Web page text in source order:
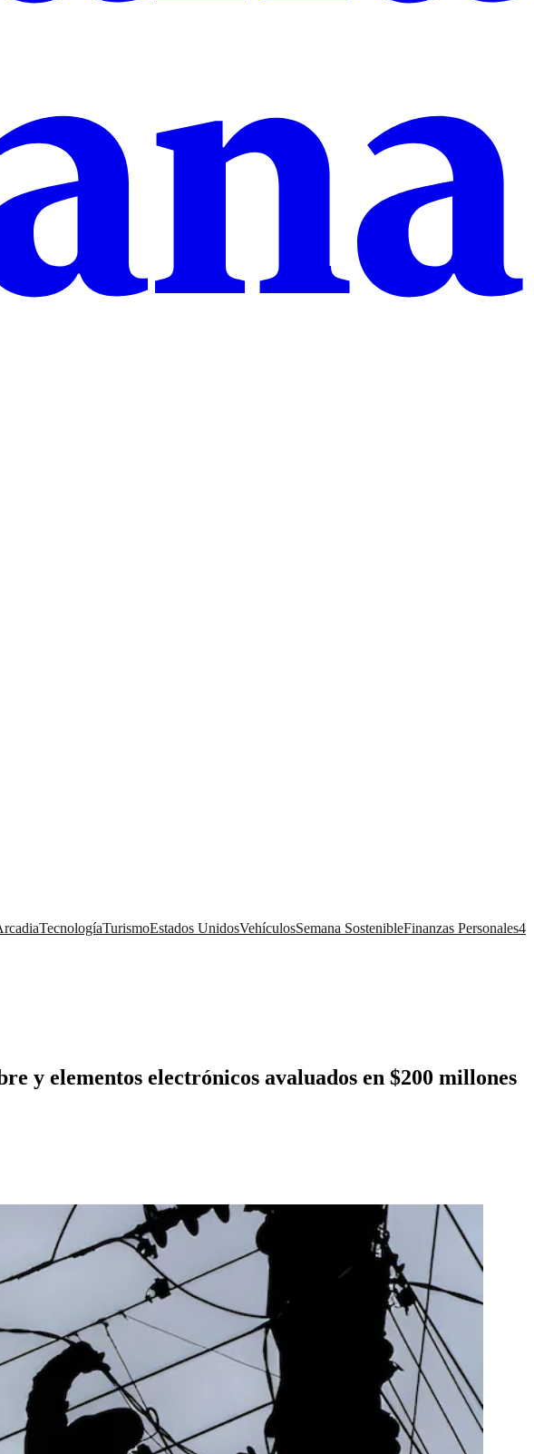
TecnologíaTurismoEstados UnidosVehículosSemana SostenibleFinanzas Personales4
y elementos electrónicos avaluados en $200 millones